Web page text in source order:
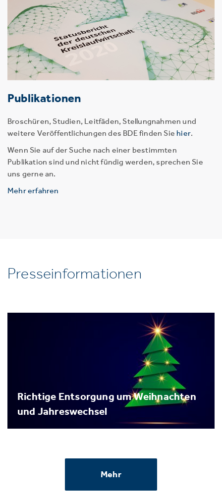
Publikationen
Broschüren, Studien, Leitfäden, Stellungnahmen und
weitere Veröffentlichungen des BDE finden Sie hier.
Wenn Sie auf der Suche nach einer bestimmten
Publikation sind und nicht fündig werden, sprechen Sie
uns gerne an.
Mehr erfahren
Presseinformationen
Richtige Entsorgung um Weihnachten
und Jahreswechsel
Mehr